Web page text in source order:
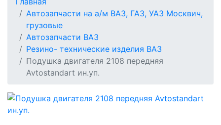
Автозапчасти на а/м ВАЗ, ГАЗ, УАЗ Москвич,
грузовые
Автозапчасти ВАЗ
Резино- технические изделия ВАЗ
Подушка двигателя 2108 передняя
Avtostandart ин.уп.